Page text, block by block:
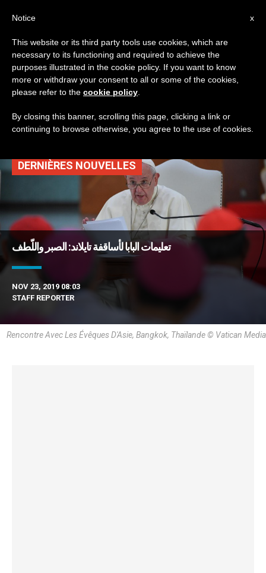
TAG
Posts Tagged ‘أساقفة
آسيا’
DERNIÈRES NOUVELLES
تعليمات البابا لأساقفة تايلاند: الصبر واللّطف
NOV 23, 2019 08:03
STAFF REPORTER
Rencontre Avec Les Évêques D'Asie, Bangkok, Thaïlande © Vatican Media
x
Notice
This website or its third party tools use cookies, which are
necessary to its functioning and required to achieve the
purposes illustrated in the cookie policy. If you want to know
more or withdraw your consent to all or some of the cookies,
please refer to the cookie policy
By closing this banner, scrolling this page, clicking a link or
continuing to browse otherwise, you agree to the use of cookies.